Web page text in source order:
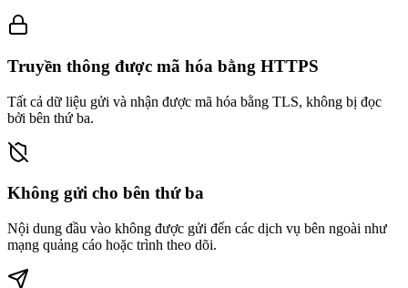
Truyền thông được mã hóa bằng HTTPS
Tất cả dữ liệu gửi và nhận được mã hóa bằng TLS, không bị đọc
bởi bên thứ ba.
Không gửi cho bên thứ ba
Nội dung đầu vào không được gửi đến các dịch vụ bên ngoài như
mạng quảng cáo hoặc trình theo dõi.